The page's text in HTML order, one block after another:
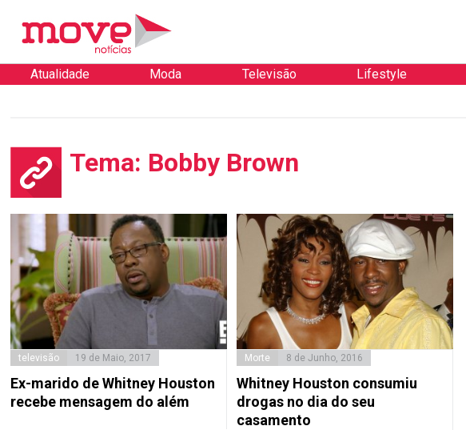
Atualidade Moda Televisão Lifestyle
Tema: Bobby Brown
televisão 19 de Maio, 2017
Ex-marido de Whitney Houston
recebe mensagem do além
Morte 8 de Junho, 2016
Whitney Houston consumiu
drogas no dia do seu
casamento